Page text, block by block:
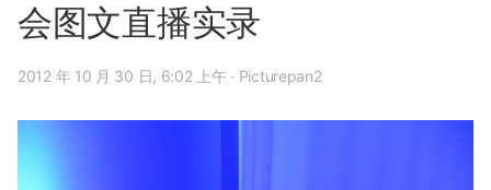
会图文直播实录
2012 年 10 月 30 日, 6:02 上午 · Picturepan2